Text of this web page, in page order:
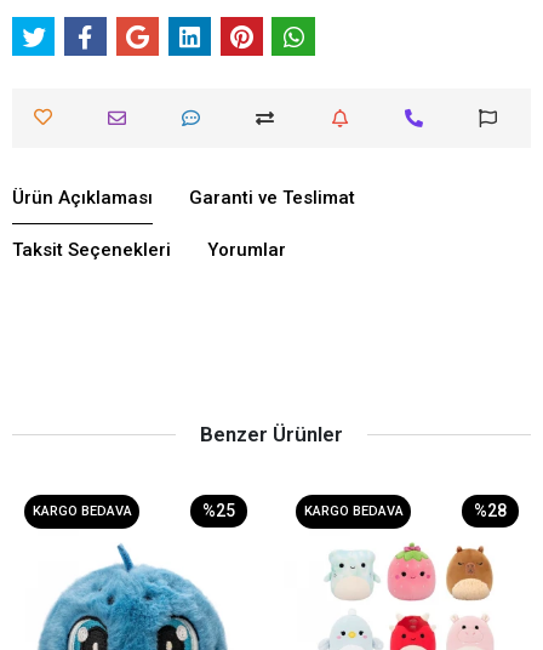
Ürün Açıklaması Garanti ve Teslimat
Taksit Seçenekleri Yorumlar
Benzer Ürünler
KARGO BEDAVA %25 KARGO BEDAVA %28